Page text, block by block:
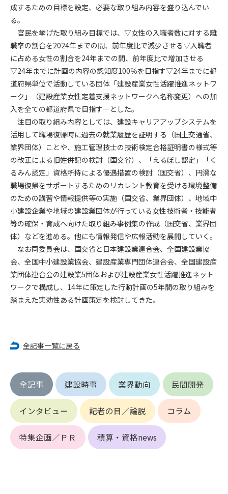
成するための目標を設定、必要な取り組み内容を盛り込んでい
る。
官民を挙げた取り組み目標では、▽女性の入職者数に対する離
職率の割合を2024年までの間、前年度比で減少させる▽入職者
に占める女性の割合を24年までの間、前年度比で増加させる
▽24年までに計画の内容の認知度100％を目指す▽24年までに都
道府県単位で活動している団体「建設産業女性活躍推進ネットワ
ーク」（建設産業女性定着支援ネットワークへ名称変更）への加
入を全ての都道府県で目指す―とした。
注目の取り組み内容としては、建設キャリアアップシステムを
活用して職場復帰時に過去の就業履歴を証明する（国土交通省、
業界団体）ことや、施工管理技士の技術検定合格証明書の様式等
の改正による旧姓併記の検討（国交省）、「えるぼし認定」「く
るみん認定」資格所持による優遇措置の検討（国交省）、円滑な
職場復帰をサポートするためのリカレント教育を受ける環境整備
のための講習や情報提供等の実施（国交省、業界団体）、地域中
小建設企業や地域の建設業団体が行っている女性技術者・技能者
等の確保・育成へ向けた取り組み事例集の作成（国交省、業界団
体）などを進める。他にも情報発信や広報活動を展開していく。
なお同委員会は、国交省と日本建設業連合会、全国建設業協
会、全国中小建設業協会、建設産業専門団体連合会、全国建設産
業団体連合会の建設業5団体および建設産業女性活躍推進ネット
ワークで構成し、14年に策定した行動計画の5年間の取り組みを
踏まえた実効性ある計画策定を検討してきた。
全記事一覧に戻る
全記事 建設時事 業界動向 民間開発
インタビュー 記者の目／論説 コラム
特集企画／ＰＲ 積算・資格news
第4条（会員審査および資格の取り消し）
後、管理者がこれを承認した者をいいます。
第4条（会員の定義と登録）
1. 管理者は前条により審査の結果、会員申込みをした者が以下
の何れかの項目に該当することがわかった場合、その者の会
員としての権限を承認しないことがあります。
(1) 会員申し込みをした者が実在しなかった場合
(2) 本規約に違反した場合/li>
(3) 会員申し込みの際、申告事項に虚偽があった場合
(4) 会員申込者が管理者所定の手続き通りに会員申込手続き処
理を行わなかった場合
(5) その他管理者が会員とすることを不適当と判断した場合
2. 管理者は承認後であっても承認した会員が前項の何れかに該
当することが判明した場合、会員資格を取り消すことがあり
ます。
第5条（IDおよびパスワードの管理）
1. 会員は申込の際に管理者が発行したIDおよびパスワードの使
用および管理について責任を負うものとします。
2. 会員は、自己のIDおよびパスワードを、貸与、譲渡、売買、
その他形態を問わず、第三者に利用させることはできませ
ん。
3. 会員は、IDおよびパスワードの管理不十分、使用上の過誤、
第三者（他の会員を含む）の使用等による損害について責任
1. 会員は建設資料館WEB上で以下の行為をしないものとしま
(1) 第三者または管理者の著作権、その他知的所有権を侵害す
る行為
(2) 第三者または管理者の財産、プライバシー等を侵害する行
(3) 第三者または管理者を誹謗中傷する行為
(4) 有害なコンピュータプログラム等を送信又は書き込む行為
(5) 第三者に不利益を与える行為
(6) 管理者が承認していない営利を目的とした行為